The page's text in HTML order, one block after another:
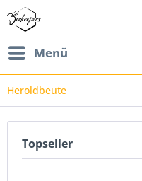
Menü
Heroldbeute
Topseller